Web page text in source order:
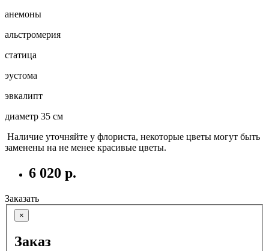
анемоны
альстромерия
статица
эустома
эвкалипт
диаметр 35 см
Наличие уточняйте у флориста, некоторые цветы могут быть
заменены на не менее красивые цветы.
6 020 р.
Заказать
×
Заказ